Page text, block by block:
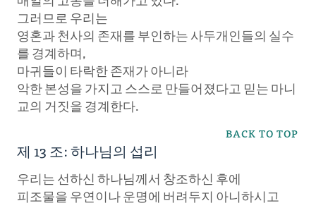
그러므로 우리는
영혼과 천사의 존재를 부인하는 사두개인들의 실수
를 경계하며,
마귀들이 타락한 존재가 아니라
악한 본성을 가지고 스스로 만들어졌다고 믿는 마니
교의 거짓을 경계한다.
BACK TO TOP
제 13 조: 하나님의 섭리
우리는 선하신 하나님께서 창조하신 후에
피조물을 우연이나 운명에 버려두지 아니하시고